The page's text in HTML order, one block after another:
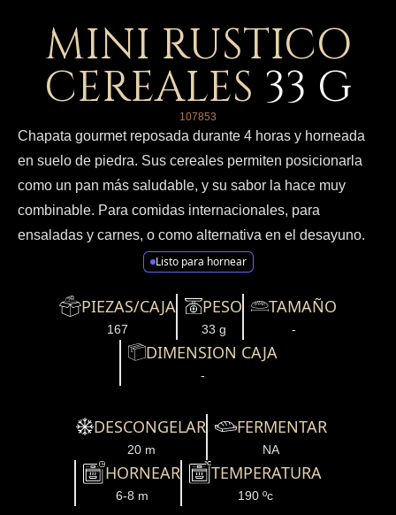
MINI RUSTICO
CEREALES 33 G
107853
Chapata gourmet reposada durante 4 horas y horneada
en suelo de piedra. Sus cereales permiten posicionarla
como un pan más saludable, y su sabor la hace muy
combinable. Para comidas internacionales, para
ensaladas y carnes, o como alternativa en el desayuno.
Listo para hornear
PIEZAS/CAJA
167
PESO
33 g
TAMAÑO
-
DIMENSION CAJA
-
DESCONGELAR
20 m
FERMENTAR
NA
HORNEAR
6-8 m
TEMPERATURA
190 ºc